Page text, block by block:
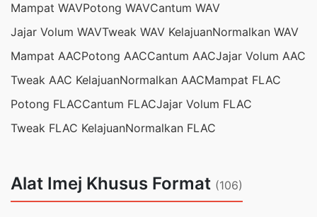
Mampat WAVPotong WAVCantum WAV
Jajar Volum WAVTweak WAV KelajuanNormalkan WAV
Mampat AACPotong AACCantum AACJajar Volum AAC
Tweak AAC KelajuanNormalkan AACMampat FLAC
Potong FLACCantum FLACJajar Volum FLAC
Tweak FLAC KelajuanNormalkan FLAC
Alat Imej Khusus Format (106)